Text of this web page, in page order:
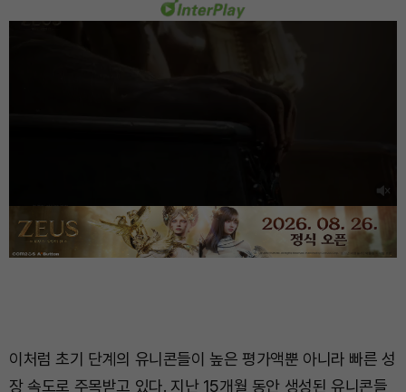
이처럼 초기 단계의 유니콘들이 높은 평가액뿐 아니라 빠른 성
장 속도로 주목받고 있다. 지난 15개월 동안 생성된 유니콘들